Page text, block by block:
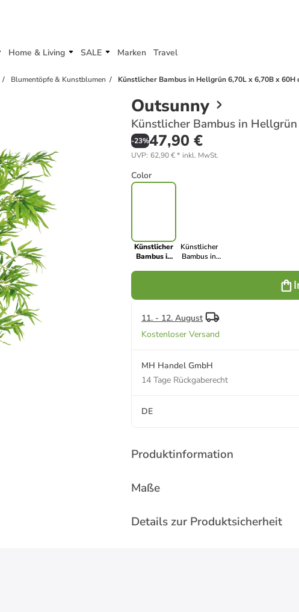
Home & Living SALE Marken Travel
Blumentöpfe & Kunstblumen Künstlicher Bambus in Hellgrün 6,70L x 6,70B x 60H
Outsunny
Künstlicher Bambus in
-23%47,90 €
UVP: 62,90 €* inkl. MwSt.
Color
Künstlicher
Bambus in
Künstlicher
Bambus in
11. - 12. August
Kostenloser Versand
MH Handel GmbH
14 Tage Rückgaberecht
DE
Produktinformation
Maße
Details zur Produktsicherheit